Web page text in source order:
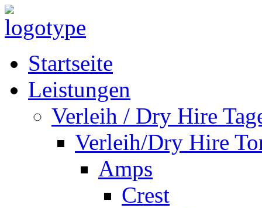
Startseite
Leistungen
Verleih / Dry Hire
Verleih/Dry Hire
Amps
Crest